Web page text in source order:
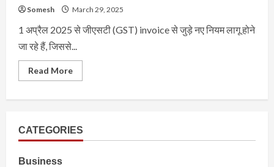
Somesh March 29, 2025
1 अप्रैल 2025 से जीएसटी (GST) invoice से जुड़े नए नियम लागू होने
जा रहे हैं, जिससे...
Read MoreRead
more
GST
invoice
CATEGORIES
Business